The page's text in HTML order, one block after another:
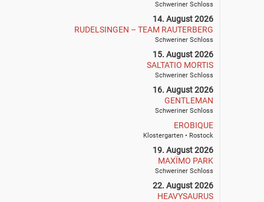
Schweriner Schloss
14. August 2026
RUDELSINGEN – TEAM RAUTERBERG
Schweriner Schloss
15. August 2026
SALTATIO MORTIS
Schweriner Schloss
16. August 2026
GENTLEMAN
Schweriner Schloss
EROBIQUE
Klostergarten • Rostock
19. August 2026
MAXÏMO PARK
Schweriner Schloss
22. August 2026
HEAVYSAURUS